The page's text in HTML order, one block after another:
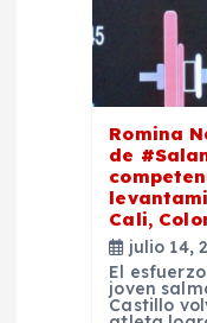
Romina
de
Cali,
julio 14,
El
joven
Castillo